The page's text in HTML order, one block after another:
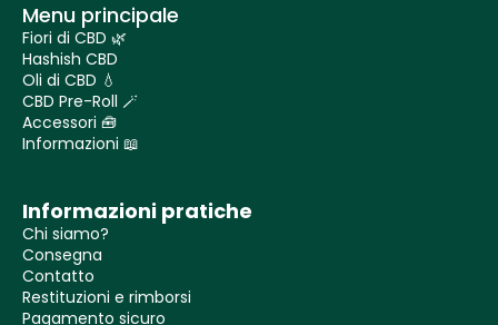
Menu principale
Fiori di CBD 🌿
Hashish CBD
Oli di CBD 💧
CBD Pre-Roll 🪄
Accessori 🧰
Informazioni 📖
Informazioni pratiche
Chi siamo?
Consegna
Contatto
Restituzioni e rimborsi
Pagamento sicuro